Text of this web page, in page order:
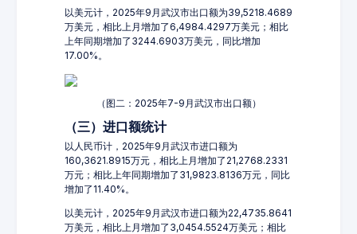
以美元计，2025年9月武汉市出口额为39,5218.4689
万美元，相比上月增加了6,4984.4297万美元；相比
上年同期增加了3244.6903万美元，同比增加
17.00%。
（图二：2025年7-9月武汉市出口额）
（三）进口额统计
以人民币计，2025年9月武汉市进口额为
160,3621.8915万元，相比上月增加了21,2768.2331
万元；相比上年同期增加了31,9823.8136万元，同比
增加了11.40%。
以美元计，2025年9月武汉市进口额为22,4735.8641
万美元，相比上月增加了3,0454.5524万美元；相比